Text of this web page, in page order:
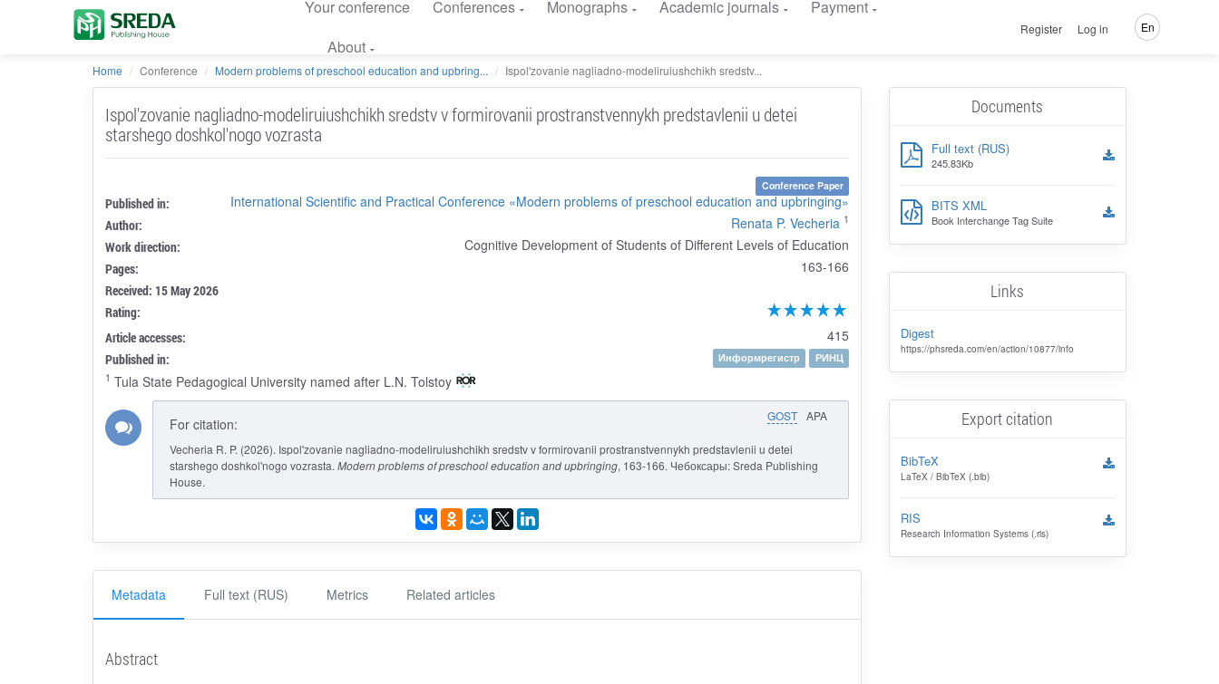
Your conference Conferences Monographs Academic journals
Payment
About
Register Log in En
Home Conference Modern problems of preschool education and upbring... Ispol'zovanie nagliadno-modeliruiushchikh sredstv...
Ispol'zovanie nagliadno-modeliruiushchikh sredstv v formirovanii prostranstvennykh predstavlenii u detei
starshego doshkol'nogo vozrasta
Conference Paper
Published in: International Scientific and Practical Conference «Modern problems of preschool education and upbringing»
Author: Renata P. Vecheria 1
Work direction: Cognitive Development of Students of Different Levels of Education
Pages: 163-166
Received: 15 May 2026
Rating:
Article accesses:
415
Published in: Информрегистр
РИНЦ
1 Tula State Pedagogical University named after L.N. Tolstoy
GOST APA
For citation:
Vecheria R. P. (2026). Ispol'zovanie nagliadno-modeliruiushchikh sredstv v formirovanii prostranstvennykh predstavlenii u detei
starshego doshkol'nogo vozrasta. Modern problems of preschool education and upbringing, 163-166. Чебоксары: Sreda Publishing
House.
Metadata Full text (RUS) Metrics Related articles
Abstract
Documents
Full text (RUS)
245.83Kb
BITS XML
Book Interchange Tag Suite
Links
Digest
https://phsreda.com/en/action/10877/info
Export citation
BibTeX
LaTeX / BibTeX (.bib)
RIS
Research Information Systems (.ris)